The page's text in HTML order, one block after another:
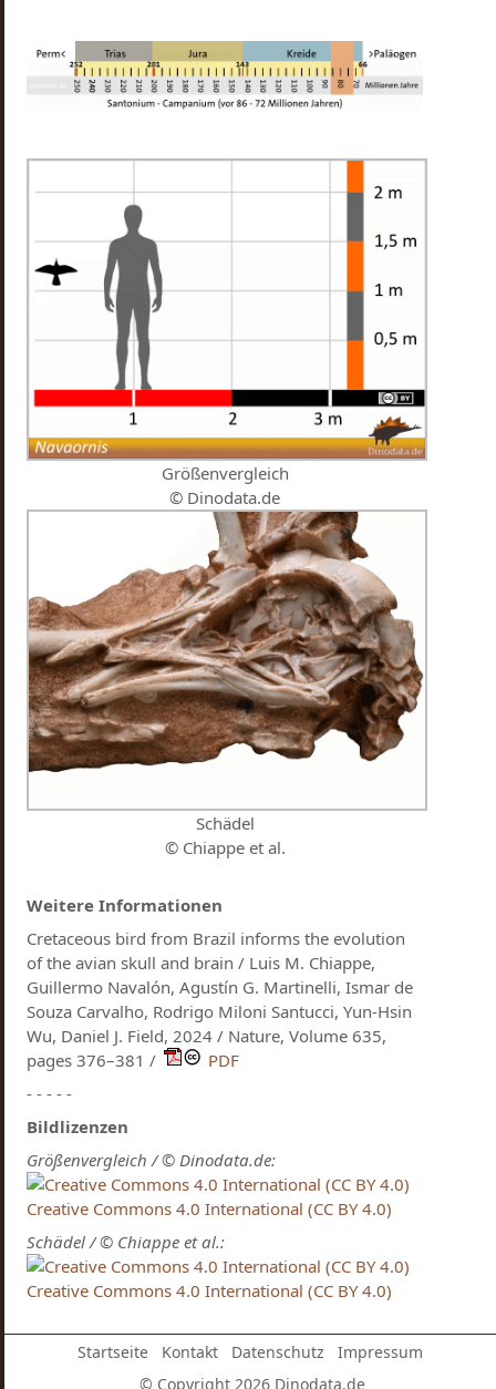
Größenvergleich
© Dinodata.de
Schädel
© Chiappe et al.
Weitere Informationen
Cretaceous bird from Brazil informs the evolution
of the avian skull and brain / Luis M. Chiappe,
Guillermo Navalón, Agustín G. Martinelli, Ismar de
Souza Carvalho, Rodrigo Miloni Santucci, Yun-Hsin
Wu, Daniel J. Field, 2024 / Nature, Volume 635,
pages 376–381 /
PDF
- - - - -
Bildlizenzen
Größenvergleich / © Dinodata.de:
Creative Commons 4.0 International (CC BY 4.0)
Schädel / © Chiappe et al.:
Creative Commons 4.0 International (CC BY 4.0)
Startseite Kontakt Datenschutz
Impressum
© Copyright 2026 Dinodata.de